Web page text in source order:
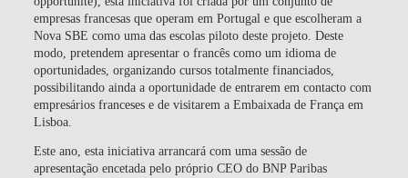
empresas francesas que operam em Portugal e que escolheram a
Nova SBE como uma das escolas piloto deste projeto. Deste
modo, pretendem apresentar o francês como um idioma de
oportunidades, organizando cursos totalmente financiados,
possibilitando ainda a oportunidade de entrarem em contacto com
empresários franceses e de visitarem a Embaixada de França em
Lisboa.
Este ano, esta iniciativa arrancará com uma sessão de
apresentação encetada pelo próprio CEO do BNP Paribas